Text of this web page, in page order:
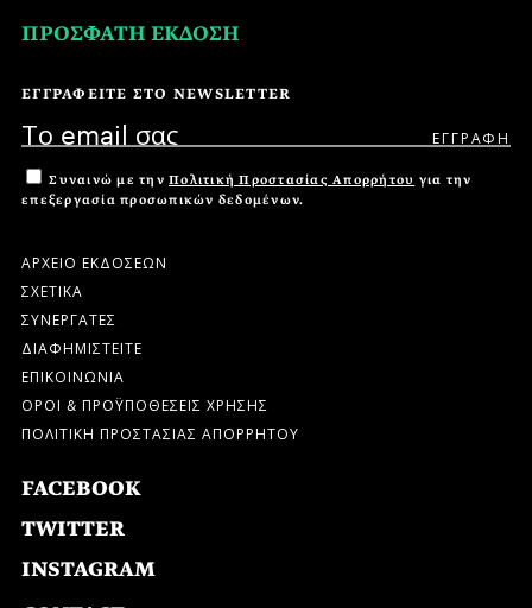
ΠΡΟΣΦΑΤΗ ΕΚΔΟΣΗ
ΕΓΓΡΑΦΕΙΤΕ ΣΤΟ NEWSLETTER
Συναινώ με την Πολιτική Προστασίας Απορρήτου για την
επεξεργασία προσωπικών δεδομένων.
ΑΡΧΕΙΟ ΕΚΔΟΣΕΩΝ
ΣΧΕΤΙΚΑ
ΣΥΝΕΡΓΑΤΕΣ
ΔΙΑΦΗΜΙΣΤΕΙΤΕ
ΕΠΙΚΟΙΝΩΝΙΑ
ΟΡΟΙ & ΠΡΟΫΠΟΘΕΣΕΙΣ ΧΡΗΣΗΣ
ΠΟΛΙΤΙΚΗ ΠΡΟΣΤΑΣΙΑΣ ΑΠΟΡΡΗΤΟΥ
FACEBOOK
TWITTER
INSTAGRAM